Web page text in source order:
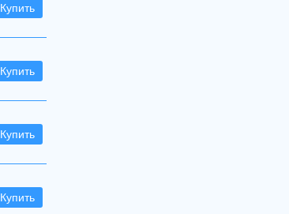
Купить
Купить
Купить
Купить